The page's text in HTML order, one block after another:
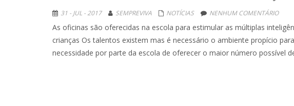
31 - JUL - 2017 SEMPREVIVA NOTÍCIAS NENHUM COMENTÁRIO
As oficinas são oferecidas na escola para estimular as múltiplas
crianças Os talentos existem mas é necessário o ambiente propício
necessidade por parte da escola de oferecer o maior número possível